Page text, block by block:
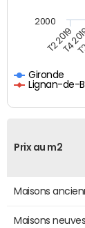
Gironde
Lignan-de-
T2 2019
T4
2000
Prix au m2
Maisons
Maisons neuves